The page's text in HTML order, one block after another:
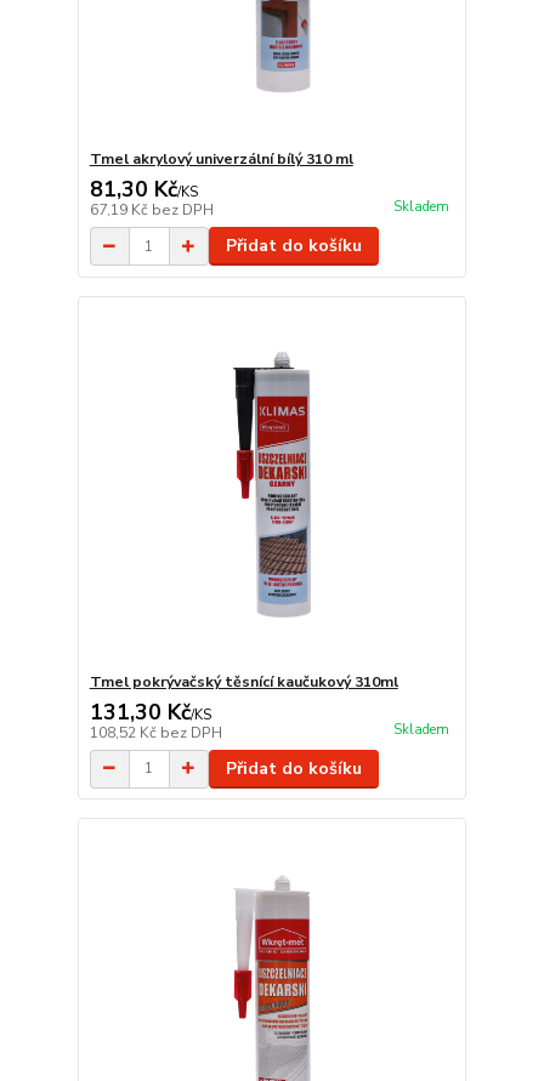
Tmel akrylový univerzální bílý 310 ml
81,30 Kč/KS
67,19 Kč bez DPH Skladem
Přidat do košíku
Tmel pokrývačský těsnící kaučukový 310ml
131,30 Kč/KS
108,52 Kč bez DPH Skladem
Přidat do košíku